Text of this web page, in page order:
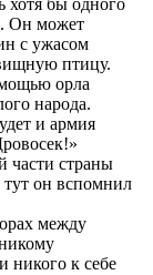
хотя бы одного
Он может
с ужасом
птицу.
орла
народа.
и армия
части страны
тут он вспомнил
между
никого к себе